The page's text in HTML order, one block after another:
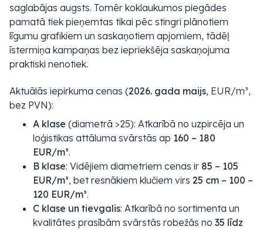
saglabājas augsts. Tomēr koklaukumos piegādes
pamatā tiek pieņemtas tikai pēc stingri plānotiem
līgumu grafikiem un saskaņotiem apjomiem, tādēļ
īstermiņa kampaņas bez iepriekšēja saskaņojuma
praktiski nenotiek.
Aktuālās iepirkuma cenas (2026. gada maijs, EUR/m³,
bez PVN):
A klase (diametrā >25): Atkarībā no uzpircēja un
loģistikas attāluma svārstās ap 160 – 180
EUR/m³.
B klase: Vidējiem diametriem cenas ir 85 – 105
EUR/m³, bet resnākiem klučiem virs 25 cm – 100 –
120 EUR/m³.
C klase un tievgalis: Atkarībā no sortimenta un
kvalitātes prasībām svārstās robežās no 35 līdz